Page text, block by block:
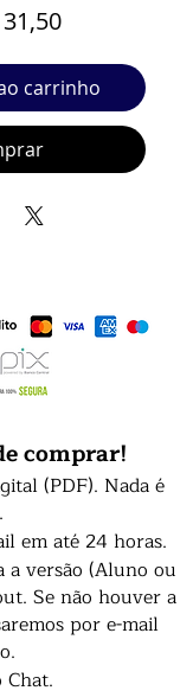
31,50Preço
carrinho
comprar!
(PDF). Nada é
em até 24 horas.
a versão (Aluno ou
Se não houver a
por e-mail
Chat.